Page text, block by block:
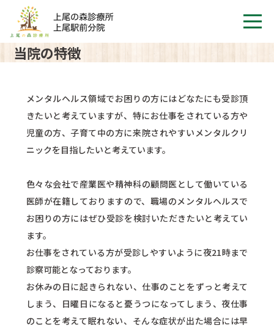
当院の特徴
メンタルヘルス領域でお困りの方にはどなたにも受診頂
きたいと考えていますが、特にお仕事をされている方や
児童の方、子育て中の方に来院されやすいメンタルクリ
ニックを目指したいと考えています。
色々な会社で産業医や精神科の顧問医として働いている
医師が在籍しておりますので、職場のメンタルヘルスで
お困りの方にはぜひ受診を検討いただきたいと考えてい
ます。
お仕事をされている方が受診しやすいように夜21時まで
診察可能となっております。
お休みの日に起きられない、仕事のことをずっと考えて
しまう、日曜日になると憂うつになってしまう、夜仕事
のことを考えて眠れない、そんな症状が出た場合には早